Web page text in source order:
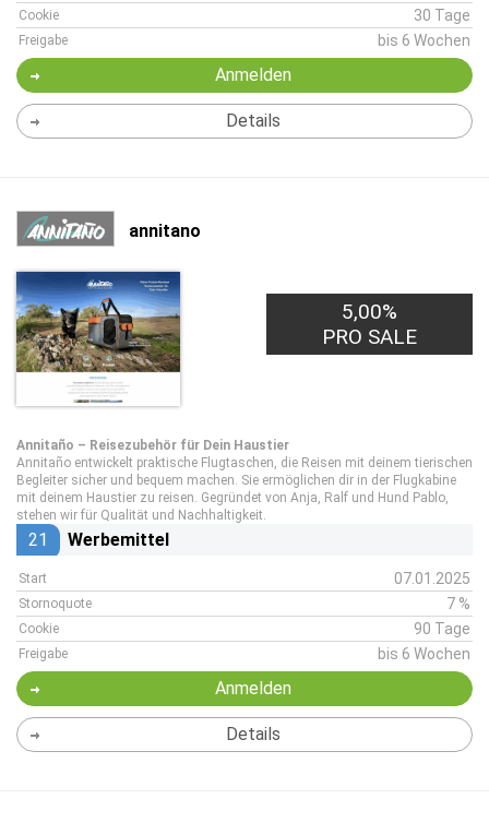
Cookie 30 Tage
Freigabe bis 6 Wochen
Anmelden
Details
annitano
5,00%
PRO SALE
Annitaño – Reisezubehör für Dein Haustier
Annitaño entwickelt praktische Flugtaschen, die Reisen mit deinem tierischen
Begleiter sicher und bequem machen. Sie ermöglichen dir in der Flugkabine
mit deinem Haustier zu reisen. Gegründet von Anja, Ralf und Hund Pablo,
stehen wir für Qualität und Nachhaltigkeit.
21 Werbemittel
Start 07.01.2025
Stornoquote 7 %
Cookie 90 Tage
Freigabe bis 6 Wochen
Anmelden
Details